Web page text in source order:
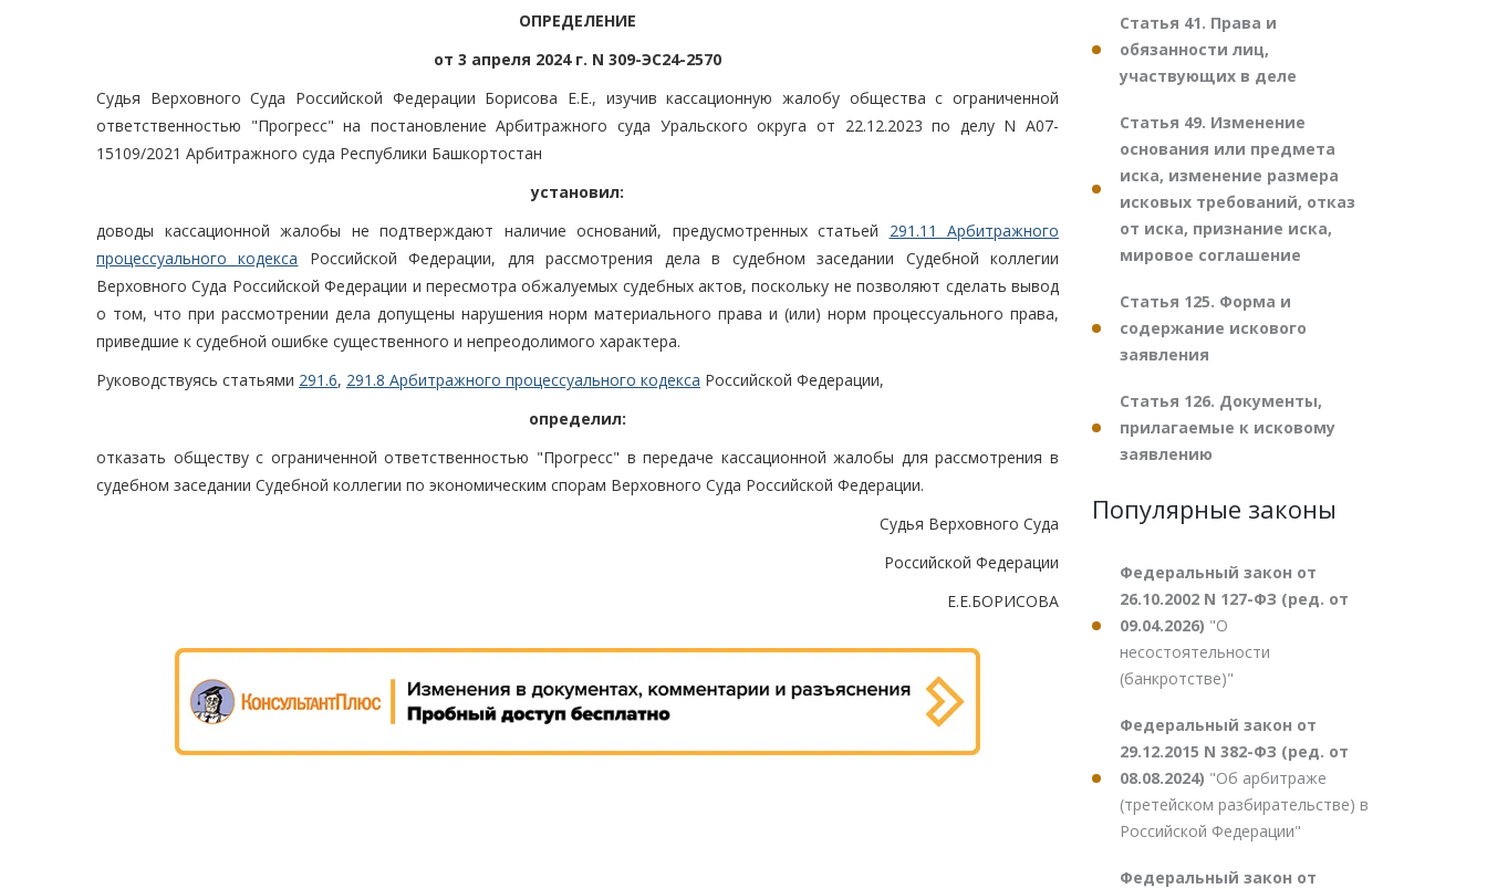
ОПРЕДЕЛЕНИЕ
от 3 апреля 2024 г. N 309-ЭС24-2570
Судья Верховного Суда Российской Федерации Борисова Е.Е., изучив кассационную жалобу общества с ограниченной
ответственностью "Прогресс" на постановление Арбитражного суда Уральского округа от 22.12.2023 по делу N А07-
15109/2021 Арбитражного суда Республики Башкортостан
установил:
доводы кассационной жалобы не подтверждают наличие оснований, предусмотренных статьей 291.11 Арбитражного
процессуального кодекса Российской Федерации, для рассмотрения дела в судебном заседании Судебной коллегии
Верховного Суда Российской Федерации и пересмотра обжалуемых судебных актов, поскольку не позволяют сделать вывод
о том, что при рассмотрении дела допущены нарушения норм материального права и (или) норм процессуального права,
приведшие к судебной ошибке существенного и непреодолимого характера.
Руководствуясь статьями 291.6, 291.8 Арбитражного процессуального кодекса Российской Федерации,
определил:
отказать обществу с ограниченной ответственностью "Прогресс" в передаче кассационной жалобы для рассмотрения в
судебном заседании Судебной коллегии по экономическим спорам Верховного Суда Российской Федерации.
Судья Верховного Суда
Российской Федерации
Е.Е.БОРИСОВА
Статья 41. Права и
обязанности лиц,
участвующих в деле
Статья 49. Изменение
основания или предмета
иска, изменение размера
исковых требований, отказ
от иска, признание иска,
мировое соглашение
Статья 125. Форма и
содержание искового
заявления
Статья 126. Документы,
прилагаемые к исковому
заявлению
Популярные законы
Федеральный закон от
26.10.2002 N 127-ФЗ (ред. от
09.04.2026) "О
несостоятельности
(банкротстве)"
Федеральный закон от
29.12.2015 N 382-ФЗ (ред. от
08.08.2024) "Об арбитраже
(третейском разбирательстве) в
Российской Федерации"
Федеральный закон от